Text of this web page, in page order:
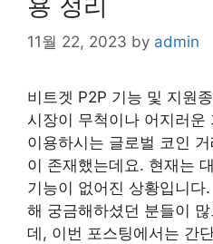
11월 22, 2023 by admin
비트겟 P2P 기능 및 지원
시장이 무척이나 어지러운
이용하시는 글로벌 코인
이 존재했는데요. 현재는
기능이 없어진 상황입니다
해 궁금해하셨던 분들이
데, 이번 포스팅에서는 간